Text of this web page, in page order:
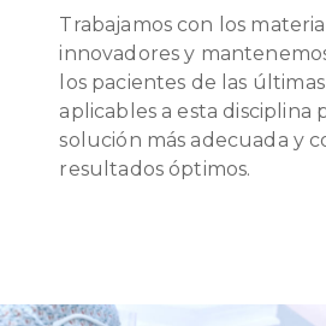
Trabajamos con los
innovadores y
los pacientes de las
aplicables a esta disciplina
solución más adecuada y
resultados óptimos.